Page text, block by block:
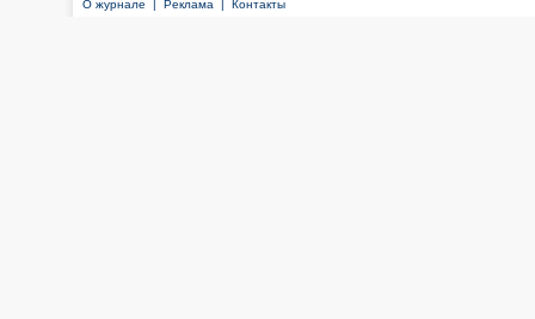
О журнале | Реклама | Контакты